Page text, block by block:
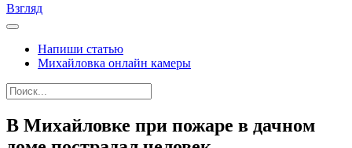
Взгляд
Напиши статью
Михайловка онлайн камеры
В Михайловке при пожаре в дачном